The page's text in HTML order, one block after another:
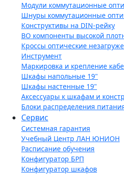
Модули коммутационные
Шнуры коммутационные
Конструктивы на DIN-рейку
ВО компоненты высокой
Кроссы оптические
Инструмент
Маркировка и крепление
Шкафы напольные 19"
Шкафы настенные 19"
Аксессуары к шкафам и
Блоки распределения
Сервис
Системная гарантия
Учебный Центр ЛАН ЮНИОН
Расписание обучения
Конфигуратор БРП
Конфигуратор шкафов